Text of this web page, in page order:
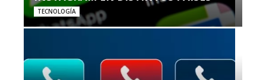
TECNOLOGÍA